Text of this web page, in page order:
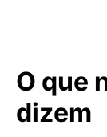
O que
dizem